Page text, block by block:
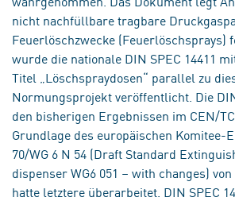
nicht nachfüllbare tragbare
Feuerlöschzwecke (Feuerlöschsprays)
wurde die nationale DIN SPEC 14411
Titel „Löschspraydosen“ parallel zu
Normungsprojekt veröffentlicht. Die
den bisherigen Ergebnissen im CEN/
Grundlage des europäischen Komitee-
70/WG 6 N 54 (Draft Standard
dispenser WG6 051 – with changes)
hatte letztere überarbeitet. DIN SPEC